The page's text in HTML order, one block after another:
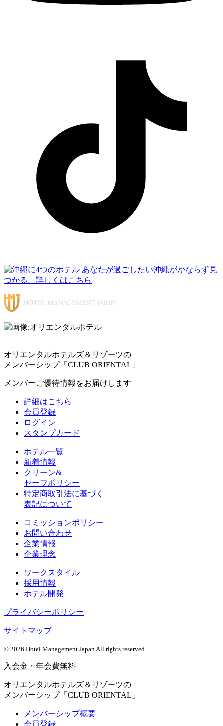
オリエンタルホテルズ＆リゾーツの
メンバーシップ「CLUB ORIENTAL」
メンバーご優待情報をお届けします
詳細はこちら
会員登録
ログイン
スタンプカード
ホテル一覧
新着情報
クリーン&
セーフポリシー
特定商取引法に基づく
表記について
コミッションポリシー
お問い合わせ
企業情報
企業理念
ワークスタイル
採用情報
ホテル開発
プライバシーポリシー
サイトマップ
© 2026 Hotel Management Japan All rights reserved.
入会金・年会費無料
オリエンタルホテルズ＆リゾーツの
メンバーシップ「CLUB ORIENTAL」
メンバーシップ概要
会員登録